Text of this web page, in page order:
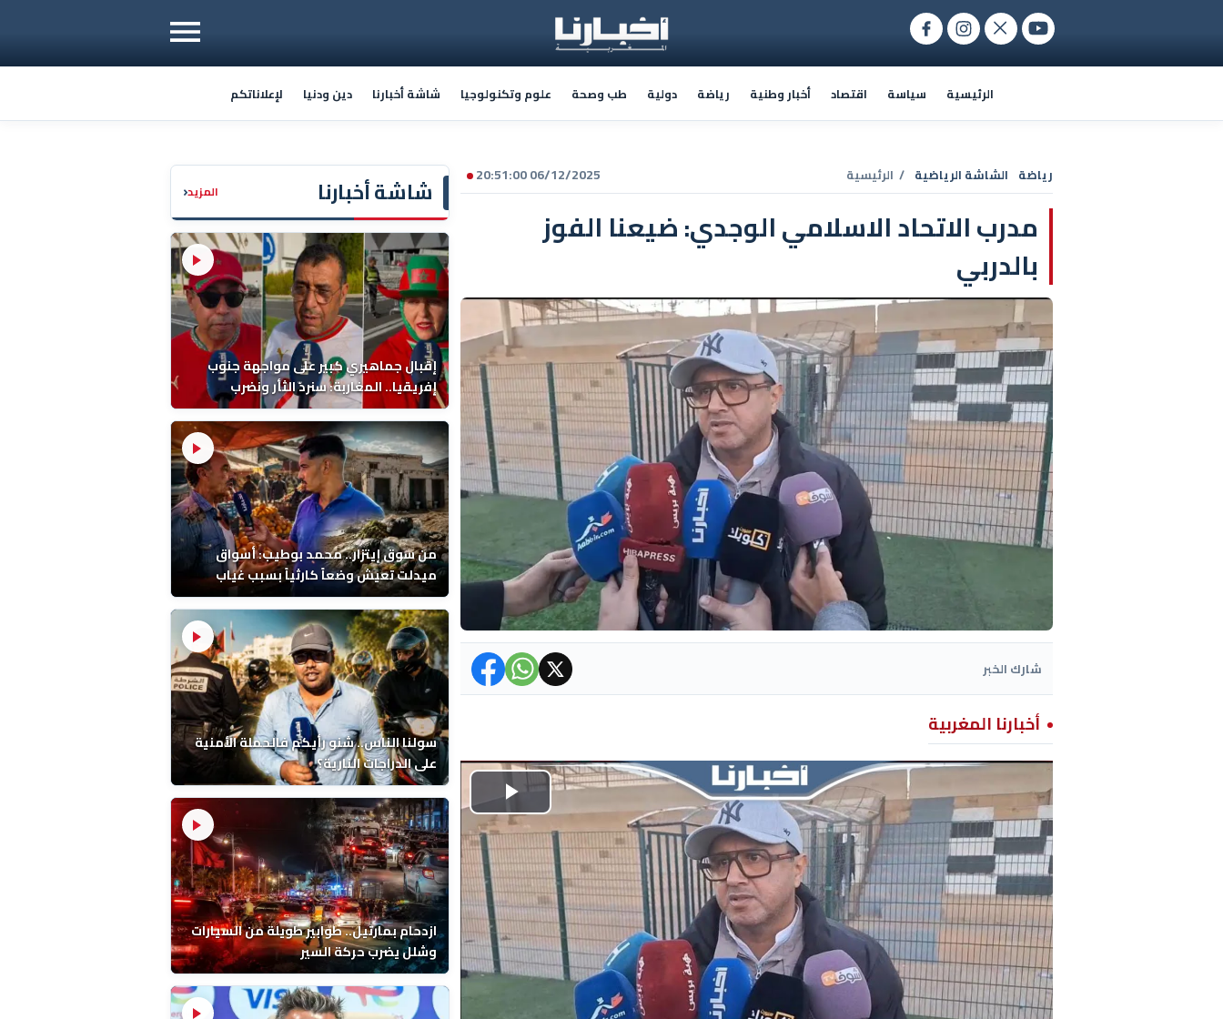
الرئيسية سياسة اقتصاد أخبار وطنية رياضة دولية طب وصحة علوم وتكنولوجيا شاشة أخبارنا دين ودنيا لإعلاناتكم
شاشة أخبارنا المزيد‹
إقبال جماهيري كبير على مواجهة جنوب
إفريقيا.. المغاربة: سنردّ الثأر ونضرب
عصفورين بحجر واحد!
من سوق إيتزار.. محمد بوطيب: أسواق
ميدلت تعيش وضعاً كارثياً بسبب غياب
المراحيض
سولنا الناس.. شنو رأيكم فالحملة الأمنية
على الدراجات النارية؟
ازدحام بمارتيل.. طوابير طويلة من السيارات
وشلل يضرب حركة السير
06/12/2025 20:51:00 رياضة الشاشة الرياضية / الرئيسية
مدرب الاتحاد الاسلامي الوجدي: ضيعنا الفوز
بالدربي
شارك الخبر
أخبارنا المغربية
Play
Video